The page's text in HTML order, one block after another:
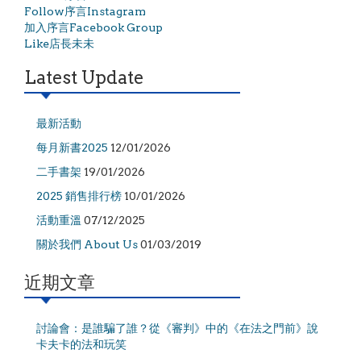
Follow序言Instagram
加入序言Facebook Group
Like店長未未
Latest Update
最新活動
每月新書2025 12/01/2026
二手書架 19/01/2026
2025 銷售排行榜 10/01/2026
活動重溫 07/12/2025
關於我們 About Us01/03/2019
近期文章
討論會：是誰騙了誰？從《審判》中的《在法之門前》說
卡夫卡的法和玩笑